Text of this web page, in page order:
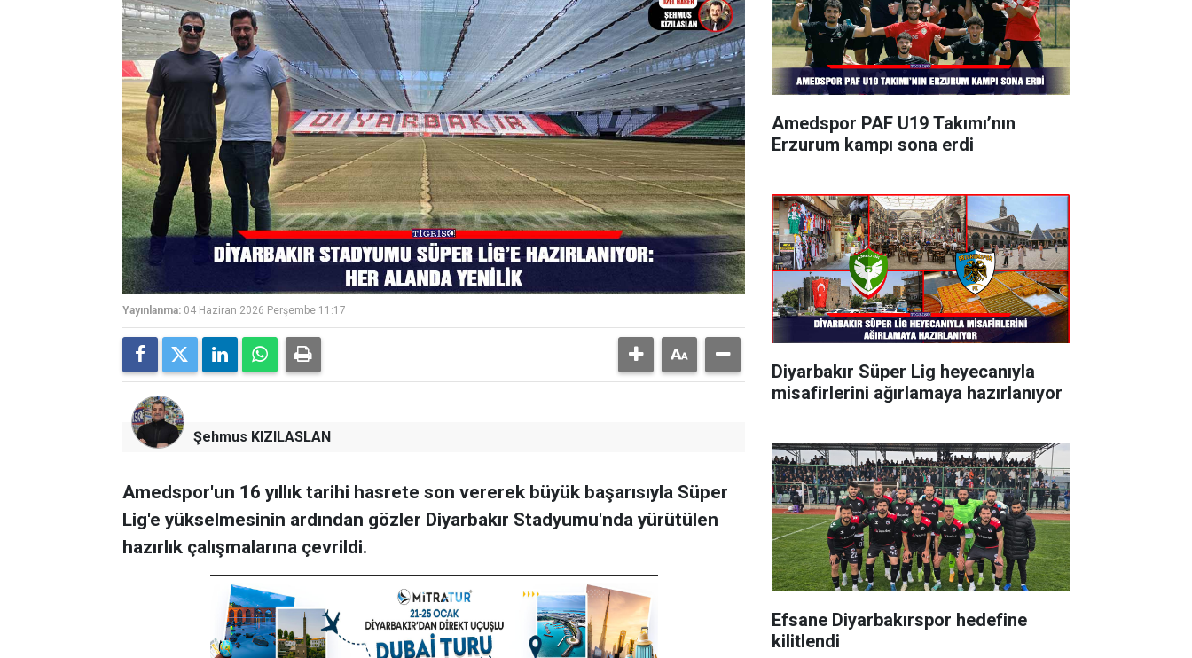
Yayınlanma: 04 Haziran 2026 Perşembe 11:17
Şehmus KIZILASLAN
Amedspor'un 16 yıllık tarihi hasrete son vererek büyük başarısıyla Süper
Lig'e yükselmesinin ardından gözler Diyarbakır Stadyumu'nda yürütülen
hazırlık çalışmalarına çevrildi.
Amedspor PAF U19 Takımı’nın
Erzurum kampı sona erdi
Diyarbakır Süper Lig heyecanıyla
misafirlerini ağırlamaya hazırlanıyor
Efsane Diyarbakırspor hedefine
kilitlendi